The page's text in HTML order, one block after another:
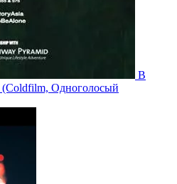
В
(Coldfilm, Одноголосый